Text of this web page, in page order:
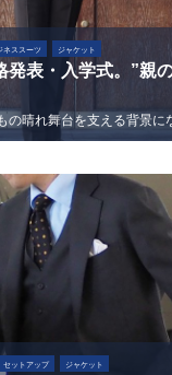
ネススーツ ジャケット
発表・入学式。”親
セットアップ ジャケット